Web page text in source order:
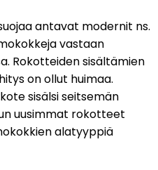
antavat modernit ns.
vastaan
Rokotteiden sisältämien
on ollut huimaa.
sisälsi seitsemän
uusimmat rokotteet
alatyyppiä